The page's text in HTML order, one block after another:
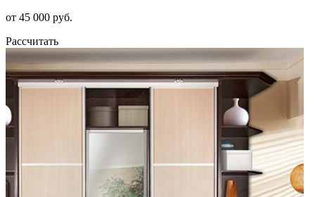
от 45 000 руб.
Рассчитать